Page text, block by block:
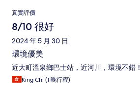
評
價
真實評價
8/10 很好
2024 年 5 月 30 日
環境優美
近大町溫泉鄉巴士站，近河川，環境不錯！
King Chi (1 晚行程)